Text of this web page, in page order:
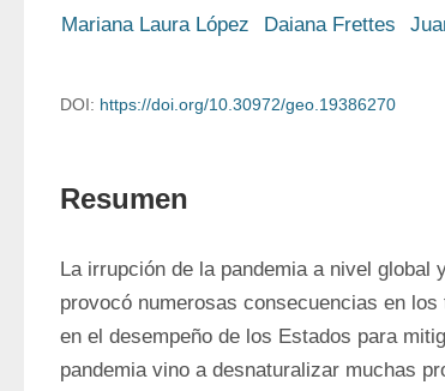
Mariana Laura López Daiana Frettes
DOI: https://doi.org/10.30972/geo.19386270
Resumen
La irrupción de la pandemia a nivel global
provocó numerosas consecuencias en
en el desempeño de los Estados para
pandemia vino a desnaturalizar muchas